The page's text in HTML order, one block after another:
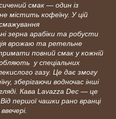
смак — один із
містить кофеїну. У цій
зерна арабіки та робусти
врожаю та ретельне
повний смак у кожній
у спеціальних
газу. Це дає змогу
зберігаючи водночас інші
Кава Lavazza Dec — це
першої чашки рано вранці